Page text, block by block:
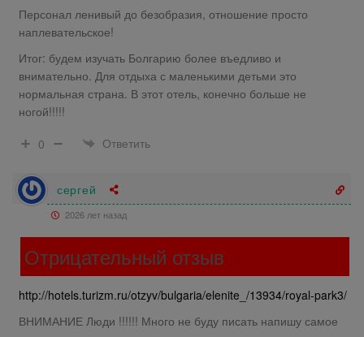
Персонал ленивый до безобразия, отношение просто
наплевательское!
Итог: будем изучать Болгарию более въедливо и
внимательно. Для отдыха с маленькими детьми это
нормальная страна. В этот отель, конечно больше не
ногой!!!!!
0
Ответить
сергей
2026 лет назад
Отрицательный отзыв
http://hotels.turizm.ru/otzyv/bulgaria/elenite_/13934/royal-park3/
ВНИМАНИЕ Люди !!!!!! Много не буду писать напишу самое